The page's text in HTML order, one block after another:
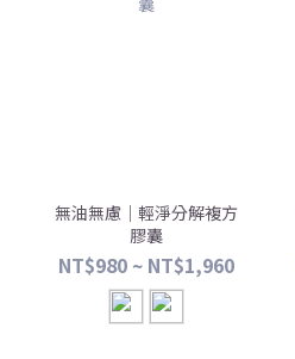
無油無慮｜輕淨分解複方
膠囊
NT$980 ~ NT$1,960